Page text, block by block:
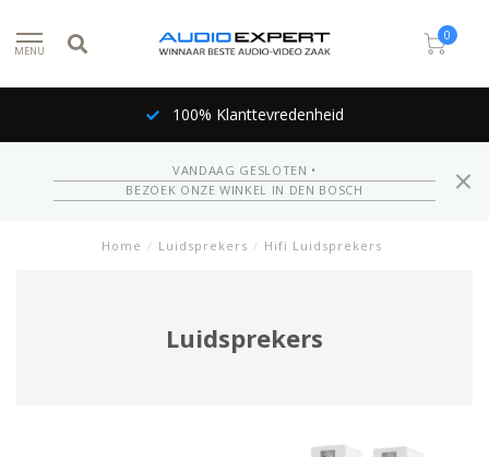
MENU
0
100% Klanttevredenheid
VANDAAG GESLOTEN •
BEZOEK ONZE WINKEL IN DEN BOSCH
Home / Luidsprekers / Hifi Luidsprekers
Luidsprekers